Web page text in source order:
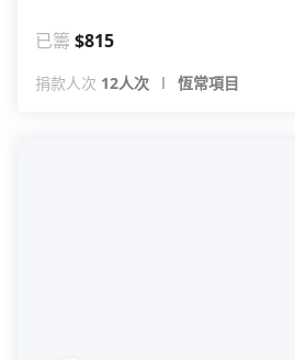
已籌 $815
捐款人次 12人次 恆常項目